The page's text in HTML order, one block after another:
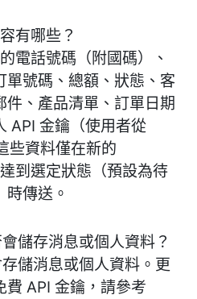
有哪些？
電話號碼（附國碼）、
單號碼、總額、狀態、客
件、產品清單、訂單日期
API 金鑰（使用者從
些資料僅在新的
到選定狀態（預設為待
傳送。
儲存消息或個人資料？
儲消息或個人資料。更
費 API 金鑰，請參考